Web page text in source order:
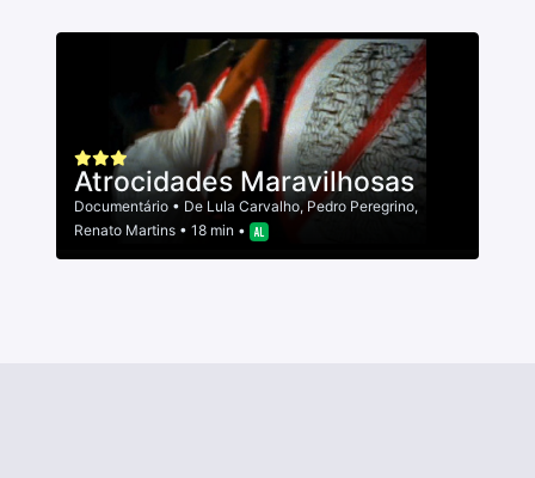
Atrocidades Maravilhosas
Documentário • De Lula Carvalho, Pedro Peregrino,
Renato Martins • 18 min •